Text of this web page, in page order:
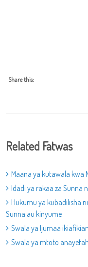
Share this:
Related Fatwas
Maana ya kutawala kwa
Idadi ya rakaa za Sunna
Hukumu ya kubadilisha
Sunna au kinyume
Swala ya Ijumaa
Swala ya mtoto